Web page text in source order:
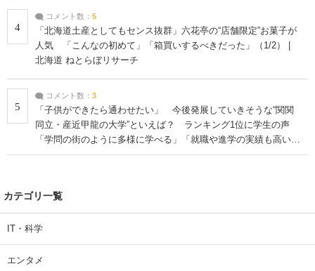
4
コメント数： 5
「北海道土産としてもセンス抜群」六花亭の“店舗限定”お菓子が
人気 「こんなの初めて」「箱買いするべきだった」（1/2） |
北海道 ねとらぼリサーチ
5
コメント数： 3
「子供ができたら通わせたい」 今後発展していきそうな“関関
同立・産近甲龍の大学”といえば？ ランキング1位に学生の声
「学問の街のように多様に学べる」「就職や進学の実績も高い」
| 大学 ねとらぼリサーチ
カテゴリ一覧
IT・科学
エンタメ